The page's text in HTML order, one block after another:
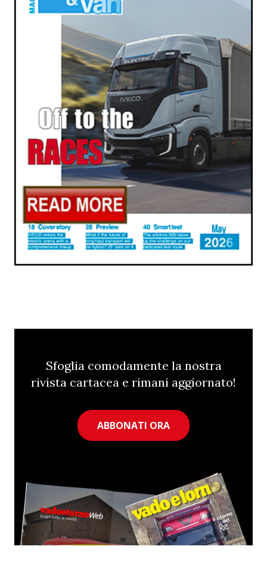
Sfoglia comodamente la nostra
rivista cartacea e rimani aggiornato!
ABBONATI ORA